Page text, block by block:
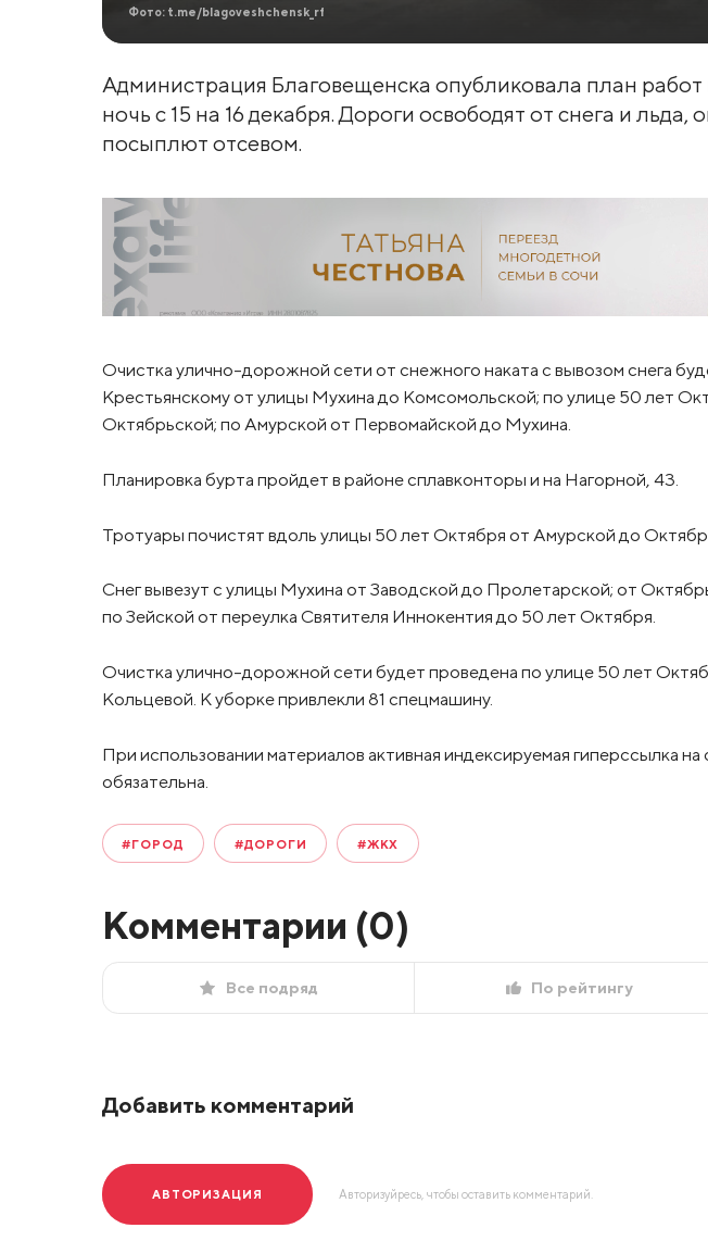
Фото: t.me/blagoveshchensk_rf
Администрация Благовещенска опубликовала план работ
ночь с 15 на 16 декабря. Дороги освободят от снега и льда,
посыплют отсевом.
Очистка улично-дорожной сети от снежного наката с вывозом снега
Крестьянскому от улицы Мухина до Комсомольской; по улице 50 лет
Октябрьской; по Амурской от Первомайской до Мухина.
Планировка бурта пройдет в районе сплавконторы и на Нагорной, 43.
Тротуары почистят вдоль улицы 50 лет Октября от Амурской до
Снег вывезут с улицы Мухина от Заводской до Пролетарской; от
по Зейской от переулка Святителя Иннокентия до 50 лет Октября.
Очистка улично-дорожной сети будет проведена по улице 50 лет
Кольцевой. К уборке привлекли 81 спецмашину.
При использовании материалов активная индексируемая гиперссылка на
обязательна.
#ГОРОД #ДОРОГИ #ЖКХ
Комментарии (0)
Все подряд По рейтингу
Добавить комментарий
АВТОРИЗАЦИЯ Авторизуйресь, чтобы оставить комментарий.